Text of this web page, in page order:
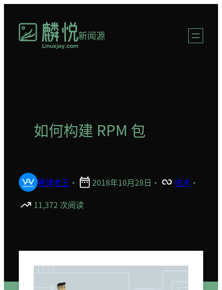
新闻源
如何构建 RPM 包
赛博老王 · 2018年10月28日 · 技术 ·
11,372 次阅读